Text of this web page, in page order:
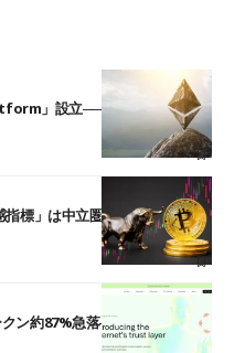
」設立──L1とL2の連携強
標」は中立圏、過去バブル天
ン約87%急落──秘密鍵侵害